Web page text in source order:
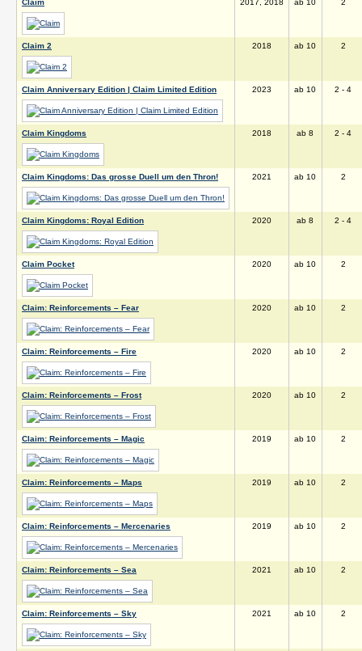
Claim 2017, 2018 ab 10 2
Claim 2 2018 ab 10 2
Claim Anniversary Edition | Claim Limited Edition 2023 ab 10 2 - 4
Claim Kingdoms 2018 ab 8 2 - 4
Claim Kingdoms: Das grosse Duell um den Thron! 2021 ab 10 2
Claim Kingdoms: Royal Edition 2020 ab 8 2 - 4
Claim Pocket 2020 ab 10 2
Claim: Reinforcements – Fear 2020 ab 10 2
Claim: Reinforcements – Fire 2020 ab 10 2
Claim: Reinforcements – Frost 2020 ab 10 2
Claim: Reinforcements – Magic 2019 ab 10 2
Claim: Reinforcements – Maps 2019 ab 10 2
Claim: Reinforcements – Mercenaries 2019 ab 10 2
Claim: Reinforcements – Sea 2021 ab 10 2
Claim: Reinforcements – Sky 2021 ab 10 2